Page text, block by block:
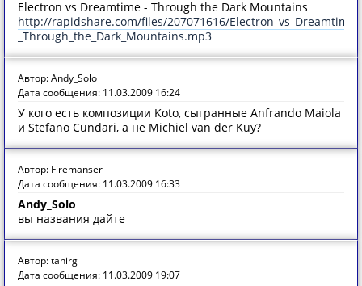
Electron vs Dreamtime - Through the Dark Mountains
http://rapidshare.com/files/207071616/
_Through_the_Dark_Mountains.mp3
Автор: Andy_Solo
Дата сообщения: 11.03.2009 16:24
У кого есть композиции Koto, сыгранные Anfrando Maiola
и Stefano Cundari, а не Michiel van der Kuy?
Автор: Firemanser
Дата сообщения: 11.03.2009 16:33
Andy_Solo
вы названия дайте
Автор: tahirg
Дата сообщения: 11.03.2009 19:07